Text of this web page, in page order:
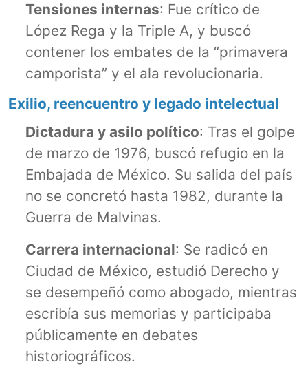
Tensiones internas: Fue crítico de
López Rega y la Triple A, y buscó
contener los embates de la “primavera
camporista” y el ala revolucionaria.
Exilio, reencuentro y legado intelectual
Dictadura y asilo político: Tras el golpe
de marzo de 1976, buscó refugio en la
Embajada de México. Su salida del país
no se concretó hasta 1982, durante la
Guerra de Malvinas.
Carrera internacional: Se radicó en
Ciudad de México, estudió Derecho y
se desempeñó como abogado, mientras
escribía sus memorias y participaba
públicamente en debates
historiográficos.